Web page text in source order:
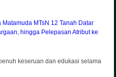
MTsN 12 Tanah Datar
hingga Pelepasan Atribut ke
keseruan dan edukasi selama